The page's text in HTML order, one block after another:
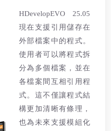
HDevelopEVO 25.05
現在支援引用儲存在
外部檔案中的程式。
使用者可以將程式拆
分為多個檔案，並在
各檔案間互相引用程
式。這不僅讓程式結
構更加清晰有條理，
也為未來支援模組化